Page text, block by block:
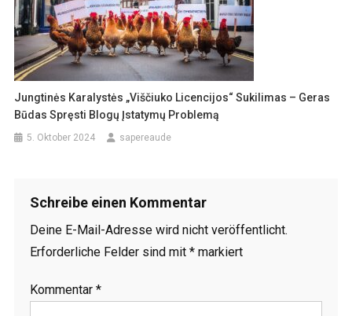
Jungtinės Karalystės „viščiuko Licencijos“ Sukilimas – Geras
Būdas Spręsti Blogų Įstatymų Problemą
5. Oktober 2024 sapereaude
Schreibe einen Kommentar
Deine E-Mail-Adresse wird nicht veröffentlicht.
Erforderliche Felder sind mit *markiert
Kommentar *